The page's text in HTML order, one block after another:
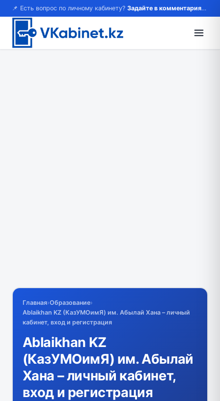
📌 Есть вопрос по личному кабинету? Задайте в комментариях — ответим!
Главная›Образование›
Ablaikhan KZ (КазУМОимЯ) им. Абылай Хана – личный
кабинет, вход и регистрация
Ablaikhan KZ
(КазУМОимЯ) им. Абылай
Хана – личный кабинет,
вход и регистрация